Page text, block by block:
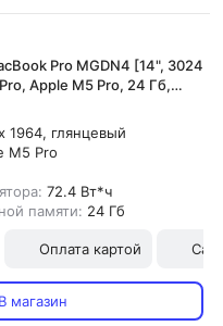
Pro MGDN4 [14", 3024
Apple M5 Pro, 24 Гб,
1964, глянцевый
M5 Pro
72.4 Вт*ч
памяти: 24 Гб
Оплата картой
В магазин